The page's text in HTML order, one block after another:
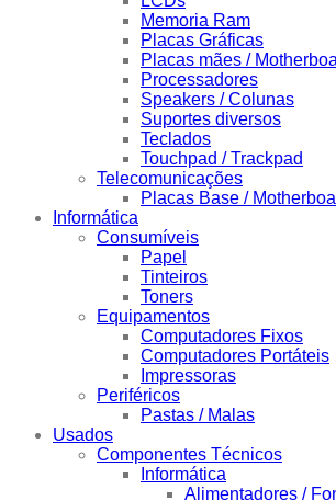
Memoria Ram
Placas Gráficas
Placas mães /
Processadores
Speakers / Colunas
Suportes diversos
Teclados
Touchpad / Trackpad
Telecomunicações
Placas Base /
Informática
Consumíveis
Papel
Tinteiros
Toners
Equipamentos
Computadores Fixos
Computadores Portáteis
Impressoras
Periféricos
Pastas / Malas
Usados
Componentes Técnicos
Informática
Alimentadores /